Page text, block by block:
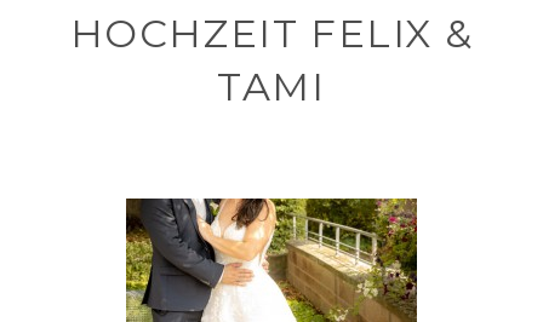
HOCHZEIT FELIX &
TAMI